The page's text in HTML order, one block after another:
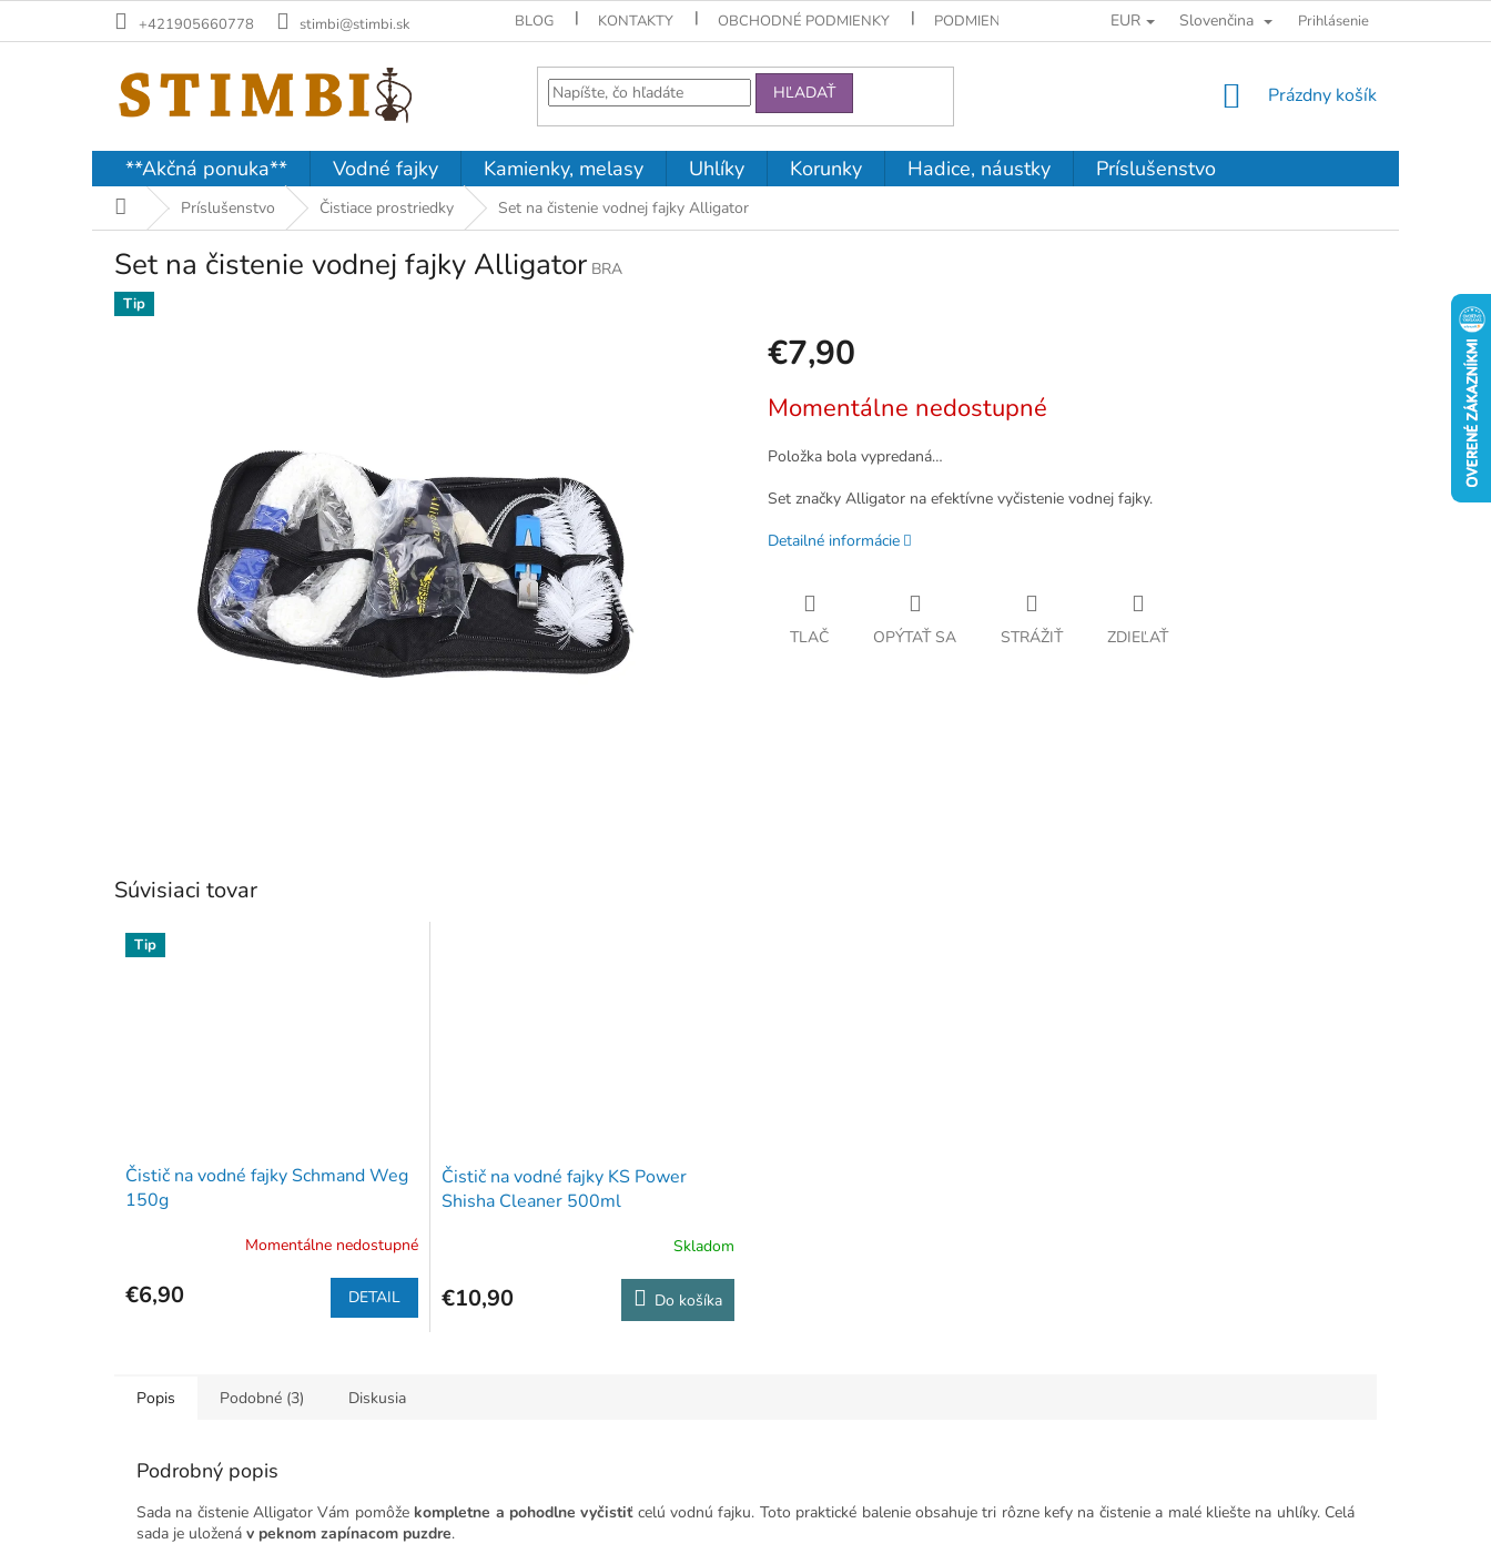
+421905660778 stimbi@stimbi.sk BLOG KONTAKTY OBCHODNÉ PODMIENKY PODMIENKY OCHRANY OSOBNÝCH ÚDAJOV
EUR Slovenčina Prihlásenie
HĽADAŤ
NÁKUPNÝ
Prázdny košík
**Akčná ponuka** Vodné fajky Kamienky, melasy Uhlíky Korunky Hadice, náustky Príslušenstvo
DomovPríslušenstvo Čistiace prostriedky Set na čistenie vodnej fajky Alligator
Set na čistenie vodnej fajky Alligator BRA
Tip
€7,90
cena:
Momentálne nedostupné
Položka bola vypredaná…
Set značky Alligator na efektívne vyčistenie vodnej fajky.
Detailné informácie
TLAČ OPÝTAŤ SA STRÁŽIŤ ZDIEĽAŤ
Súvisiaci tovar
Tip
Čistič na vodné fajky Schmand Weg
150g
Momentálne nedostupné
€6,90 DETAIL
Čistič na vodné fajky KS Power
Shisha Cleaner 500ml
Skladom
€10,90 Do košíka
Popis Podobné (3) Diskusia
Podrobný popis
Sada na čistenie Alligator Vám pomôže kompletne a pohodlne vyčistiť celú vodnú fajku. Toto praktické balenie obsahuje tri rôzne kefy na čistenie a malé kliešte na uhlíky. Celá
sada je uložená v peknom zapínacom puzdre.